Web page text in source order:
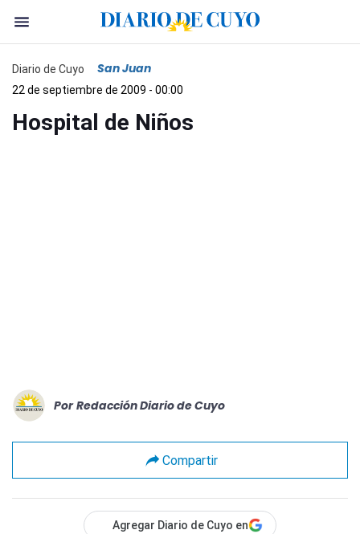
Diario de Cuyo San Juan
22 de septiembre de 2009 - 00:00
Hospital de Niños
Por Redacción Diario de Cuyo
Compartir
Agregar Diario de Cuyo en